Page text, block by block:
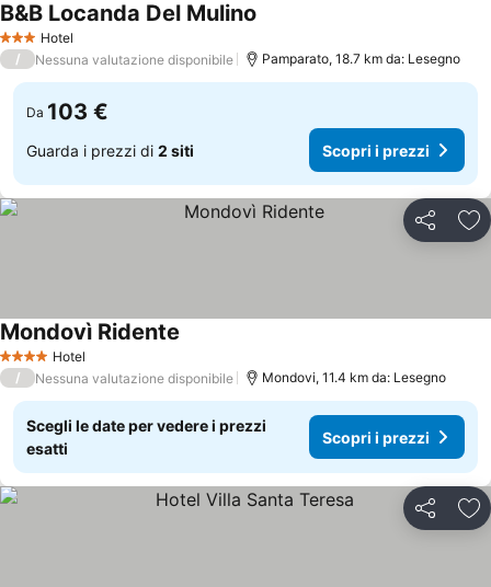
3 StelleHotel
B&B Locanda Del Mulino
/ Nessuna valutazione disponibile Pamparato, 18.7 km da: Lesegno
Da 103 €
Guarda i prezzi di 2 siti Scopri i prezzi
Condividi
4 Stelle Hotel
Mondovì Ridente
/ Nessuna valutazione disponibile Mondovi, 11.4 km da: Lesegno
Scegli le date per vedere i prezzi
esatti
Scopri i prezzi
Condividi